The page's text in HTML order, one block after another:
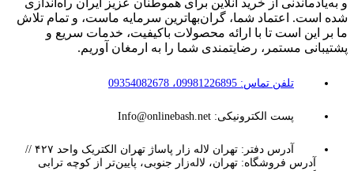
و به‌یادماندنی از خرید آنلاین برای هموطنان عزیز ایران راه‌اندازی
شده است. اعتماد شما، گران‌بهاترین سرمایه ماست، و تمام تلاش
ما بر این است تا با ارائه محصولات باکیفیت، خدمات سریع و
پشتیبانی مستمر، رضایتمندی شما را به ارمغان آوریم.
تلفن تماس: 09981226895، 09354082678
پست الکترونیکی: Info@onlinebash.net
آدرس دفتر: تهران لاله زار پاساژ تهران الکتریک واحد ۴۲۷ //
آدرس فروشگاه: تهران، لاله‌زار جنوبی، پایین‌تر از کوچه ترابی